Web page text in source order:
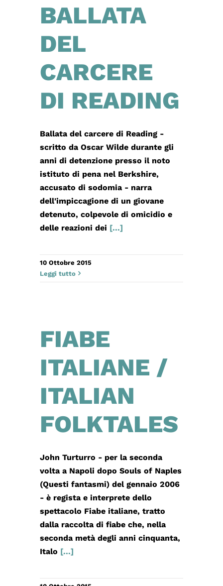
BALLATA
DEL
CARCERE
DI READING
Ballata del carcere di Reading -
scritto da Oscar Wilde durante gli
anni di detenzione presso il noto
istituto di pena nel Berkshire,
accusato di sodomia - narra
dell'impiccagione di un giovane
detenuto, colpevole di omicidio e
delle reazioni dei [...]
10 Ottobre 2015
Leggi tutto
FIABE
ITALIANE /
ITALIAN
FOLKTALES
John Turturro - per la seconda
volta a Napoli dopo Souls of Naples
(Questi fantasmi) del gennaio 2006
- è regista e interprete dello
spettacolo Fiabe italiane, tratto
dalla raccolta di fiabe che, nella
seconda metà degli anni cinquanta,
Italo [...]